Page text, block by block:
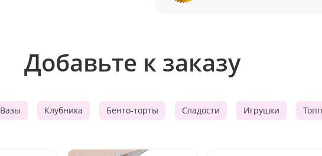
Добавьте к заказу
Вазы Клубника Бенто-торты Сладости Игрушки